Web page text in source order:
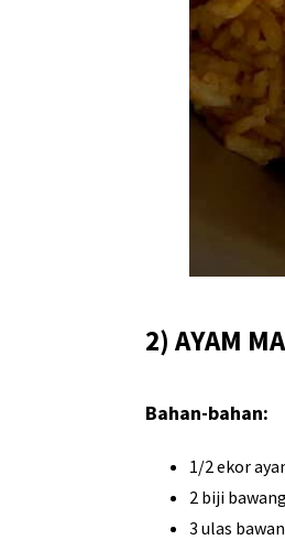
2) AYAM
Bahan-bahan:
1/2 ekor
2 biji
3 ulas